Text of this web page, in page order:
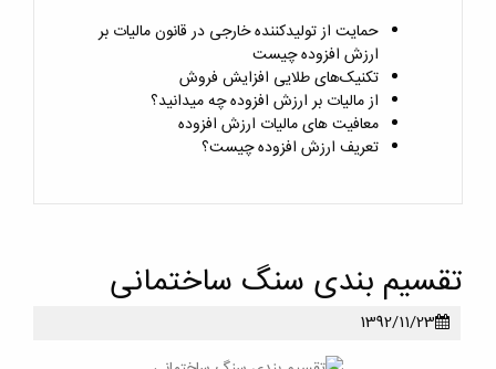
حمایت از تولیدکننده خارجی در قانون مالیات بر
ارزش افزوده چیست
تکنیک‌های طلایی افزایش فروش
از مالیات بر ارزش افزوده چه میدانید؟
معافیت های مالیات ارزش افزوده
تعریف ارزش افزوده چیست؟
تقسیم بندی سنگ ساختمانی
1392/11/23